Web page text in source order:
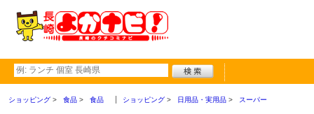
ショッピング 食品 食品 ショッピング 日用品・実用品 スーパー